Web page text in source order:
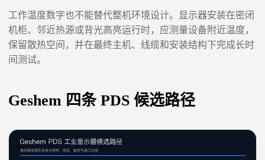
工作温度数字也不能替代整机环境设计。显示器安装在密闭
机柜、邻近热源或背光高亮运行时，应测量设备附近温度，
保留散热空间，并在最终主机、线缆和安装结构下完成长时
间测试。
Geshem 四条 PDS 候选路径